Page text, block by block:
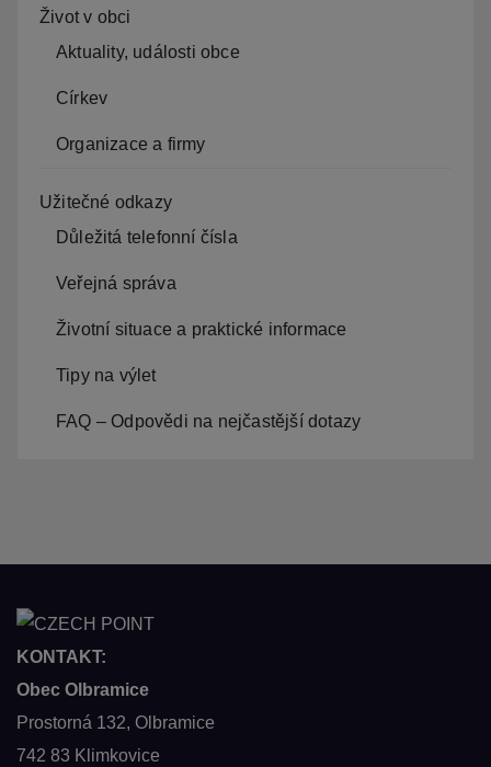
Život v obci
Aktuality, události obce
Církev
Organizace a firmy
Užitečné odkazy
Důležitá telefonní čísla
Veřejná správa
Životní situace a praktické informace
Tipy na výlet
FAQ – Odpovědi na nejčastější dotazy
KONTAKT:
Obec Olbramice
Prostorná 132, Olbramice
742 83 Klimkovice